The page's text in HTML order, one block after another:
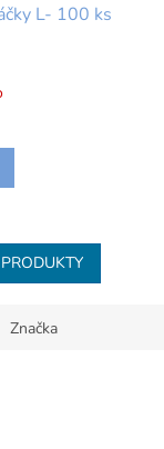
L- 100 ks
Značka